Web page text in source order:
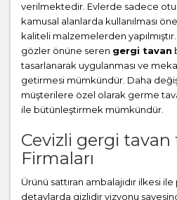
verilmektedir. Evlerde sadece
kamusal alanlarda kullanılması
kaliteli malzemelerden
gözler önüne seren gergi tavan
tasarlanarak uygulanması ve
getirmesi mümkündür. Daha
müşterilere özel olarak germe
ile bütünleştirmek mümkündür.
Cevizli gergi tavan
Firmaları
Ürünü sattıran ambalajıdır ilkesi
detaylarda gizlidir vizyonu